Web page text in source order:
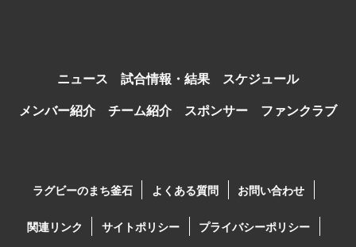
ニュース 試合情報・結果
スケジュール
メンバー紹介
チーム紹介 スポンサー ファンクラブ
ラグビーのまち釜石 よくある質問 お問い合わせ
関連リンク サイトポリシー プライバシーポリシー